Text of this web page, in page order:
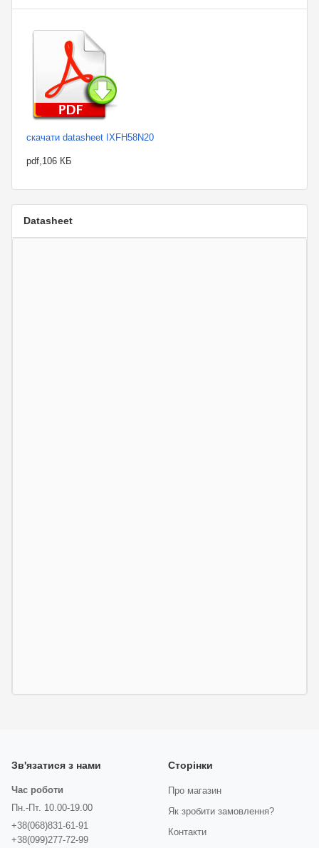
скачати datasheet IXFH58N20
pdf,106 КБ
Datasheet
Зв'язатися з нами
Час роботи
Пн.-Пт. 10.00-19.00
+38(068)831-61-91
+38(099)277-72-99
Сторінки
Про магазин
Як зробити замовлення?
Контакти